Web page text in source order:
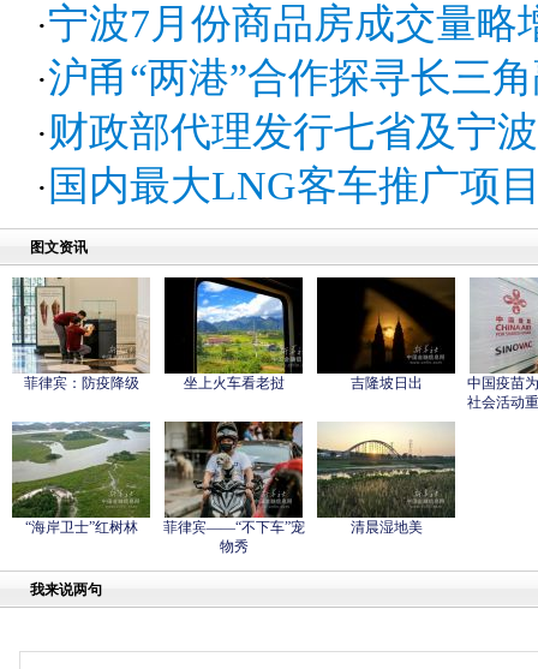
·宁波7月份商品房成交量略
·沪甬“两港”合作探寻长三
·财政部代理发行七省及宁
· 国内最大LNG客车推广项
图文资讯
菲律宾：防疫降级 坐上火车看老挝 吉隆坡日出
中国疫苗
社会活动
“海岸卫士”红树林
菲律宾——“不下车”宠
物秀
清晨湿地美
我来说两句